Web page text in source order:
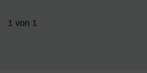
1 von 1